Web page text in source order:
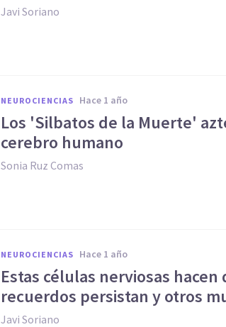
Javi Soriano
NEUROCIENCIAS hace 1 año
Los 'Silbatos de la Muerte'
cerebro humano
Sonia Ruz Comas
NEUROCIENCIAS hace 1 año
Estas células nerviosas
recuerdos persistan y otros
Javi Soriano